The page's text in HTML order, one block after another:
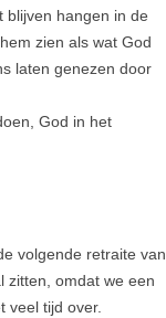
hangen in de
zien als wat God
laten genezen door
God in het
volgende retraite van
zitten, omdat we een
veel tijd over.